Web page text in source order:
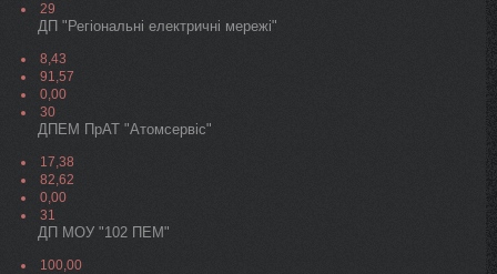
29
ДП "Регіональні електричні мережі"
8,43
91,57
0,00
30
ДПЕМ ПрАТ "Атомсервiс"
17,38
82,62
0,00
31
ДП МОУ "102 ПЕМ"
100,00